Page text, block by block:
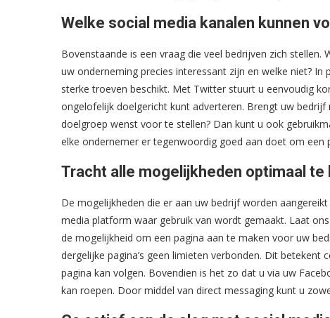
Welke social media kanalen kunnen
Bovenstaande is een vraag die veel bedrijven zich
uw onderneming precies interessant zijn en welke niet?
sterke troeven beschikt. Met Twitter stuurt u eenvoudig
ongelofelijk doelgericht kunt adverteren. Brengt uw
doelgroep wenst voor te stellen? Dan kunt u ook
elke ondernemer er tegenwoordig goed aan doet om een
Tracht alle mogelijkheden optimaal te
De mogelijkheden die er aan uw bedrijf worden
media platform waar gebruik van wordt gemaakt. Laat
de mogelijkheid om een pagina aan te maken voor uw
dergelijke pagina’s geen limieten verbonden. Dit
pagina kan volgen. Bovendien is het zo dat u via uw
kan roepen. Door middel van direct messaging kunt u